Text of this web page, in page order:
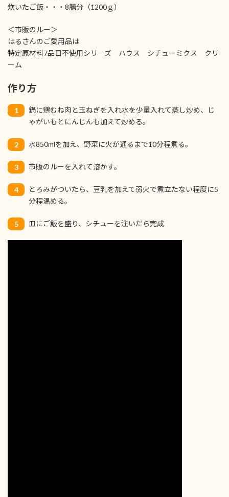
炊いたご飯・・・8膳分（1200ｇ）
＜市販のルー＞
はるさんのご愛用品は
特定原材料7品目不使用シリーズ ハウス シチューミクス クリ
ーム
作り方
1
鍋に鶏むね肉と玉ねぎを入れ水を少量入れて蒸し炒め、じ
ゃがいもとにんじんも加えて炒める。
2 水850mlを加え、野菜に火が通るまで10分程煮る。
3 市販のルーを入れて溶かす。
4
とろみがついたら、豆乳を加えて弱火で煮立たない程度に5
分程温める。
5 皿にご飯を盛り、シチューを注いだら完成